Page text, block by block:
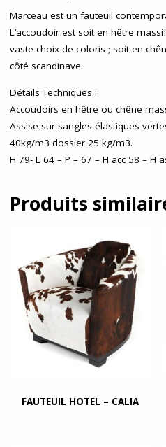
Marceau est un fauteuil
L’accoudoir est soit en hêtre
vaste choix de coloris ; soit en
côté scandinave.
Détails Techniques :
Accoudoirs en hêtre ou chêne
Assise sur sangles élastiques
40kg/m3 dossier 25 kg/m3.
H 79- L 64 – P – 67 – H acc 58 – H
Produits
FAUTEUIL HOTEL – CALIA